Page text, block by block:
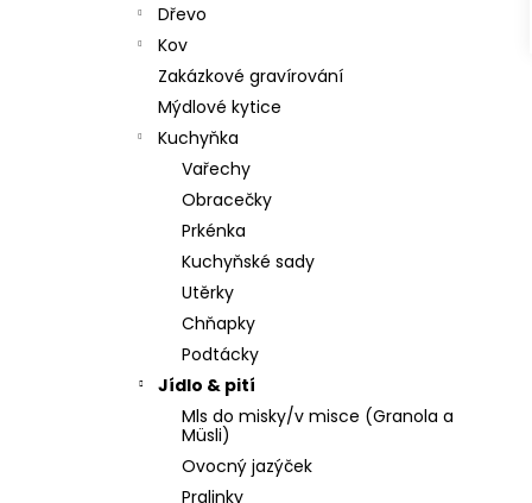
Dřevo
Kov
Zakázkové gravírování
Mýdlové kytice
Kuchyňka
Vařechy
Obracečky
Prkénka
Kuchyňské sady
Utěrky
Chňapky
Podtácky
Jídlo & pití
Mls do misky/v misce (Granola a
Müsli)
Ovocný jazýček
Pralinky